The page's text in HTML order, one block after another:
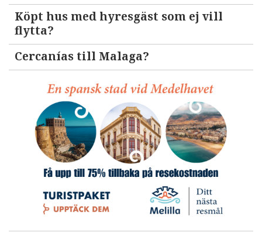
Köpt hus med hyresgäst som ej vill
flytta?
Cercanías till Malaga?